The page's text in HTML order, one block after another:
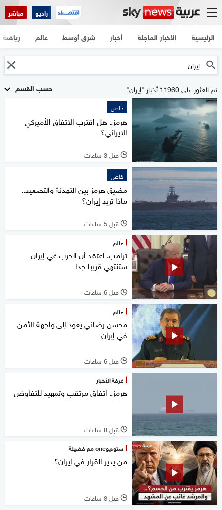
راديو مباشر
الرئيسية الأخبار العاجلة أخبار شرق أوسط عالم رياضة
حسب القسم تم العثور على 11960 أخبار "إيران"
خاص
هرمز.. هل اقترب الاتفاق الأميركي
الإيراني؟
l قبل 3 ساعات
خاص
مضيق هرمز بين التهدئة والتصعيد..
ماذا تريد إيران؟
l قبل 5 ساعات
عالم
ترامب: اعتقد أن الحرب في إيران
ستنتهي قريبا جدا
l قبل 6 ساعات
عالم
محسن رضائي يعود إلى واجهة الأمن
في إيران
l قبل 6 ساعات
غرفة الأخبار
هرمز.. اتفاق مرتقب وتمهيد للتفاوض
l قبل 8 ساعات
ستوديوone مع فضيلة
من يدير القرار في إيران؟
l قبل 8 ساعات